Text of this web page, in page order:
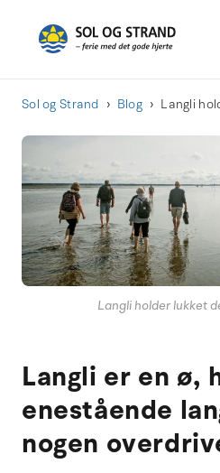
Sol og Strand Blog Langli
Langli holder lukket
Langli er en ø,
enestående
nogen